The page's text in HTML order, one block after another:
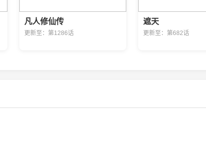
凡人修仙传
更新至：第1286话
遮天
更新至：第682话